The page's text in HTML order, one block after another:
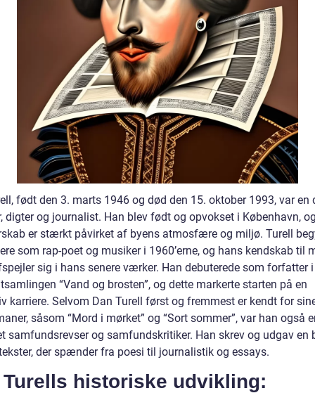
født den 3. marts 1946 og død den 15. oktober 1993, var en
digter og journalist. Han blev født og opvokset i København,
er stærkt påvirket af byens atmosfære og miljø. Turell
som rap-poet og musiker i 1960’erne, og hans kendskab til
sig i hans senere værker. Han debuterede som forfatter
“Vand og brosten”, og dette markerte starten på en
karriere. Selvom Dan Turell først og fremmest er kendt for
såsom “Mord i mørket” og “Sort sommer”, var han også
samfundsrevser og samfundskritiker. Han skrev og udgav en
der spænder fra poesi til journalistik og essays.
Turells historiske udvikling: